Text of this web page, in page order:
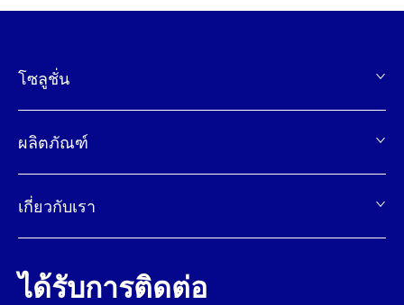
โซลูชั่น
ผลิตภัณฑ์
เกี่ยวกับเรา
ได้รับการติดต่อ